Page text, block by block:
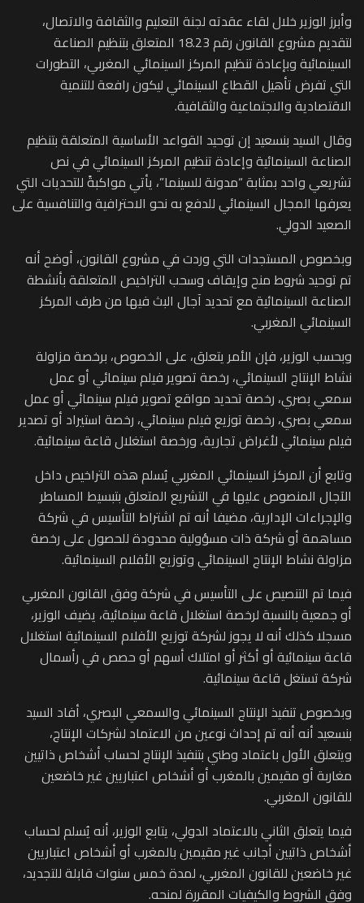
وأبرز الوزير خلال لقاء عقدته لجنة التعليم والثقافة والاتصال،
لتقديم مشروع القانون رقم 18.23 المتعلق بتنظيم الصناعة
السينمائية وبإعادة تنظيم المركز السينمائي المغربي، التطورات
التي تفرض تأهيل القطاع السينمائي ليكون رافعة للتنمية
الاقتصادية والاجتماعية والثقافية.
وقال السيد بنسعيد إن توحيد القواعد الأساسية المتعلقة بتنظيم
الصناعة السينمائية وإعادة تنظيم المركز السينمائي في نص
تشريعي واحد بمثابة “مدونة للسينما”، يأتي مواكبةً للتحديات التي
يعرفها المجال السينمائي للدفع به نحو الاحترافية والتنافسية على
الصعيد الدولي.
وبخصوص المستجدات التي وردت في مشروع القانون، أوضح أنه
تم توحيد شروط منح وإيقاف وسحب التراخيص المتعلقة بأنشطة
الصناعة السينمائية مع تحديد آجال البث فيها من طرف المركز
السينمائي المغربي.
وبحسب الوزير، فإن الأمر يتعلق، على الخصوص، برخصة مزاولة
نشاط الإنتاج السينمائي، رخصة تصوير فيلم سينمائي أو عمل
سمعي بصري، رخصة تحديد مواقع تصوير فيلم سينمائي أو عمل
سمعي بصري، رخصة توزيع فيلم سينمائي، رخصة استيراد أو تصدير
فيلم سينمائي لأغراض تجارية، ورخصة استغلال قاعة سينمائية.
وتابع أن المركز السينمائي المغربي يُسلم هذه التراخيص داخل
الآجال المنصوص عليها في التشريع المتعلق بتبسيط المساطر
والإجراءات الإدارية، مضيفا أنه تم اشتراط التأسيس في شركة
مساهمة أو شركة ذات مسؤولية محدودة للحصول على رخصة
مزاولة نشاط الإنتاج السينمائي وتوزيع الأفلام السينمائية.
فيما تم التنصيص على التأسيس في شركة وفق القانون المغربي
أو جمعية بالنسبة لرخصة استغلال قاعة سينمائية، يضيف الوزير،
مسجلا كذلك أنه لا يجوز لشركة توزيع الأفلام السينمائية استغلال
قاعة سينمائية أو أكثر أو امتلاك أسهم أو حصص في رأسمال
شركة تستغل قاعة سينمائية.
وبخصوص تنفيذ الإنتاج السينمائي والسمعي البصري، أفاد السيد
بنسعيد أنه أنه تم إحداث نوعين من الاعتماد لشركات الإنتاج،
ويتعلق الأول باعتماد وطني بتنفيذ الإنتاج لحساب أشخاص ذاتيين
مغاربة أو مقيمين بالمغرب أو أشخاص اعتباريين غير خاضعين
للقانون المغربي.
فيما يتعلق الثاني بالاعتماد الدولي، يتابع الوزير، أنه يُسلم لحساب
أشخاص ذاتيين أجانب غير مقيمين بالمغرب أو أشخاص اعتباريين
غير خاضعين للقانون المغربي، لمدة خمس سنوات قابلة للتجديد،
وفق الشروط والكيفيات المقررة لمنحه.